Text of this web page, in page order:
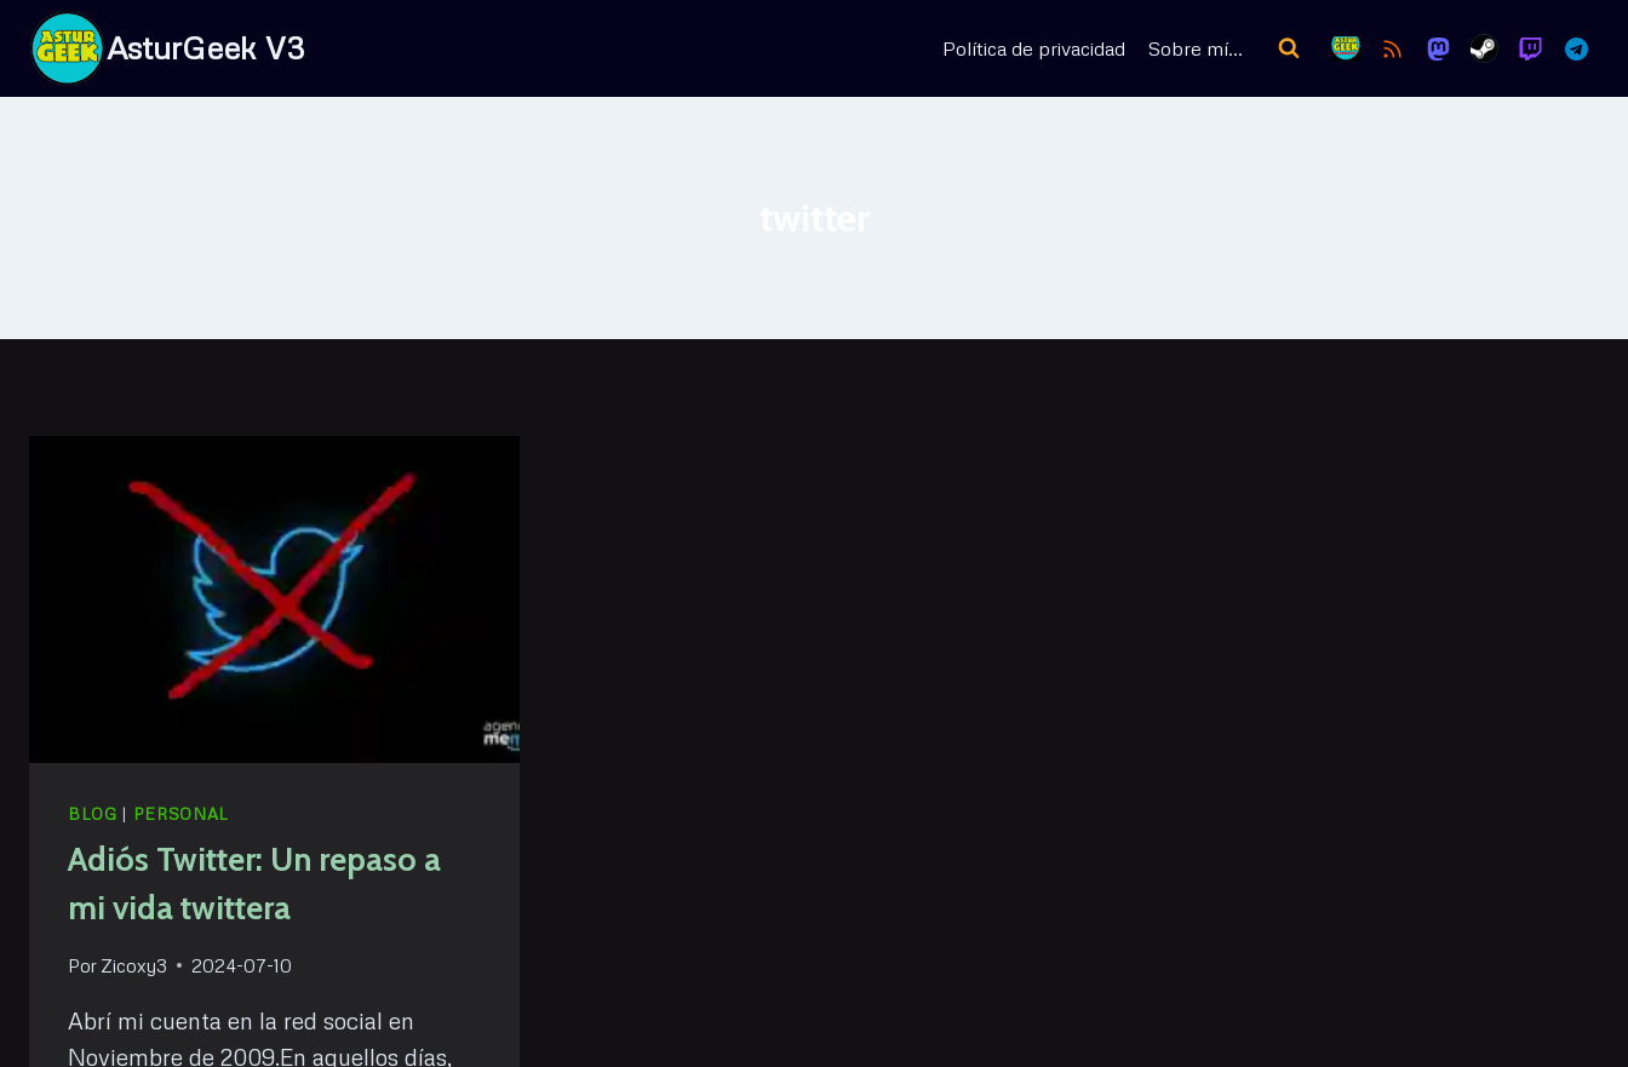
Saltar
contenido
AsturGeek V3 Política de privacidad Sobre mí…
BLOG | PERSONAL
Adiós Twitter: Un repaso a
mi vida twittera
Por Zicoxy3 2024-07-10
Abrí mi cuenta en la red social en
Noviembre de 2009.En aquellos días,